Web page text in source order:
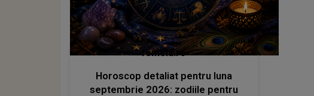
femeia.ro
Horoscop detaliat pentru luna
septembrie 2026: zodiile pentru